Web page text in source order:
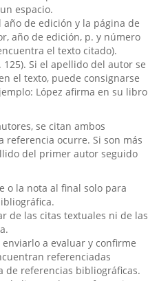
espacio.
de edición y la página de
año de edición, p. y número
el texto citado).
125). Si el apellido del autor se
el texto, puede consignarse
López afirma en su libro
se citan ambos
referencia ocurre. Si son más
del primer autor seguido
o la nota al final solo para
de las citas textuales ni de las
a evaluar y confirme
referenciadas
de referencias bibliográficas.